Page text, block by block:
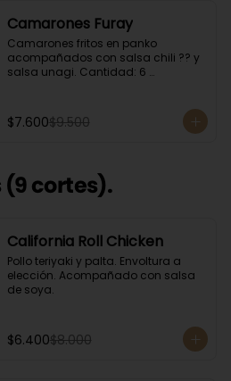
Camarones Furay
Camarones fritos en panko
acompañados con salsa chili ?? y
salsa unagi. Cantidad: 6
$7.600$9.500
(9 cortes).
California Roll Chicken
Pollo teriyaki y palta. Envoltura a
elección. Acompañado con salsa
de soya.
$6.400$8.000